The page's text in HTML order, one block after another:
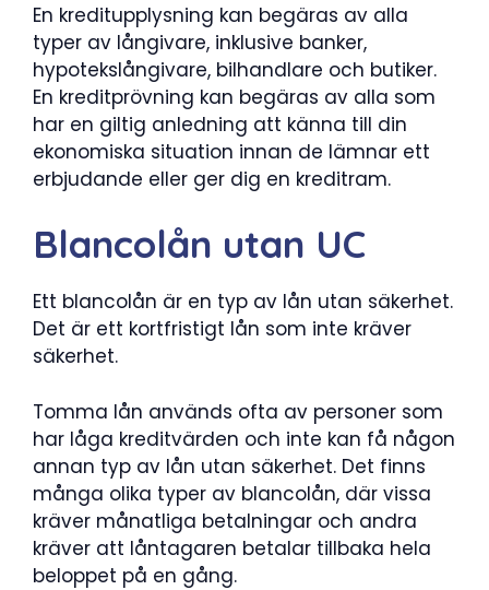
En kreditupplysning kan begäras av alla
typer av långivare, inklusive banker,
hypotekslångivare, bilhandlare och butiker.
En kreditprövning kan begäras av alla som
har en giltig anledning att känna till din
ekonomiska situation innan de lämnar ett
erbjudande eller ger dig en kreditram.
Blancolån utan UC
Ett blancolån är en typ av lån utan säkerhet.
Det är ett kortfristigt lån som inte kräver
säkerhet.
Tomma lån används ofta av personer som
har låga kreditvärden och inte kan få någon
annan typ av lån utan säkerhet. Det finns
många olika typer av blancolån, där vissa
kräver månatliga betalningar och andra
kräver att låntagaren betalar tillbaka hela
beloppet på en gång.